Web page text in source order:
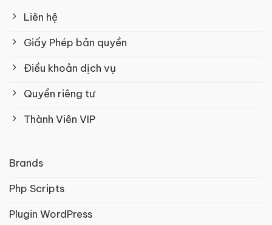
Liên hệ
Giấy Phép bản quyền
Điều khoản dịch vụ
Quyền riêng tư
Thành Viên VIP
Brands
Php Scripts
Plugin WordPress